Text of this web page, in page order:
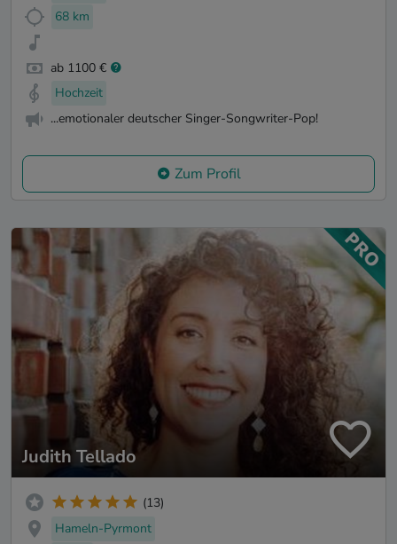
68 km
ab 1100 €
Hochzeit
...emotionaler deutscher Singer-Songwriter-Pop!
Zum Profil
Judith Tellado
(13)
Hameln-Pyrmont